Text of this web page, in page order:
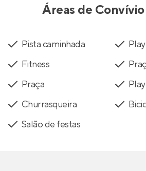
Áreas de
Pista caminhada
Fitness
Praça
Churrasqueira
Salão de festas